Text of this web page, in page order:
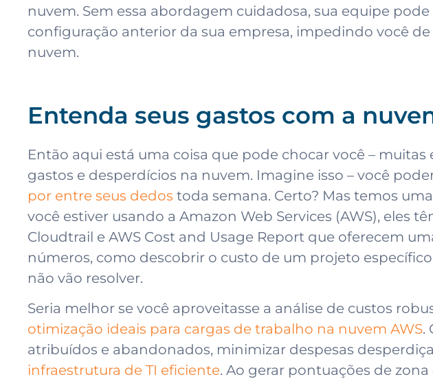
nuvem. Sem essa abordagem cuidadosa, sua equipe
configuração anterior da sua empresa, impedindo você
nuvem.
Entenda seus gastos com a
Então aqui está uma coisa que pode chocar você –
gastos e desperdícios na nuvem. Imagine isso – você
por entre seus dedos toda semana. Certo? Mas temos
você estiver usando a Amazon Web Services (AWS), eles
Cloudtrail e AWS Cost and Usage Report que oferecem
números, como descobrir o custo de um projeto
não vão resolver.
Seria melhor se você aproveitasse a análise de custos
otimização ideais para cargas de trabalho na nuvem AWS.
atribuídos e abandonados, minimizar despesas
infraestrutura de TI eficiente. Ao gerar pontuações de